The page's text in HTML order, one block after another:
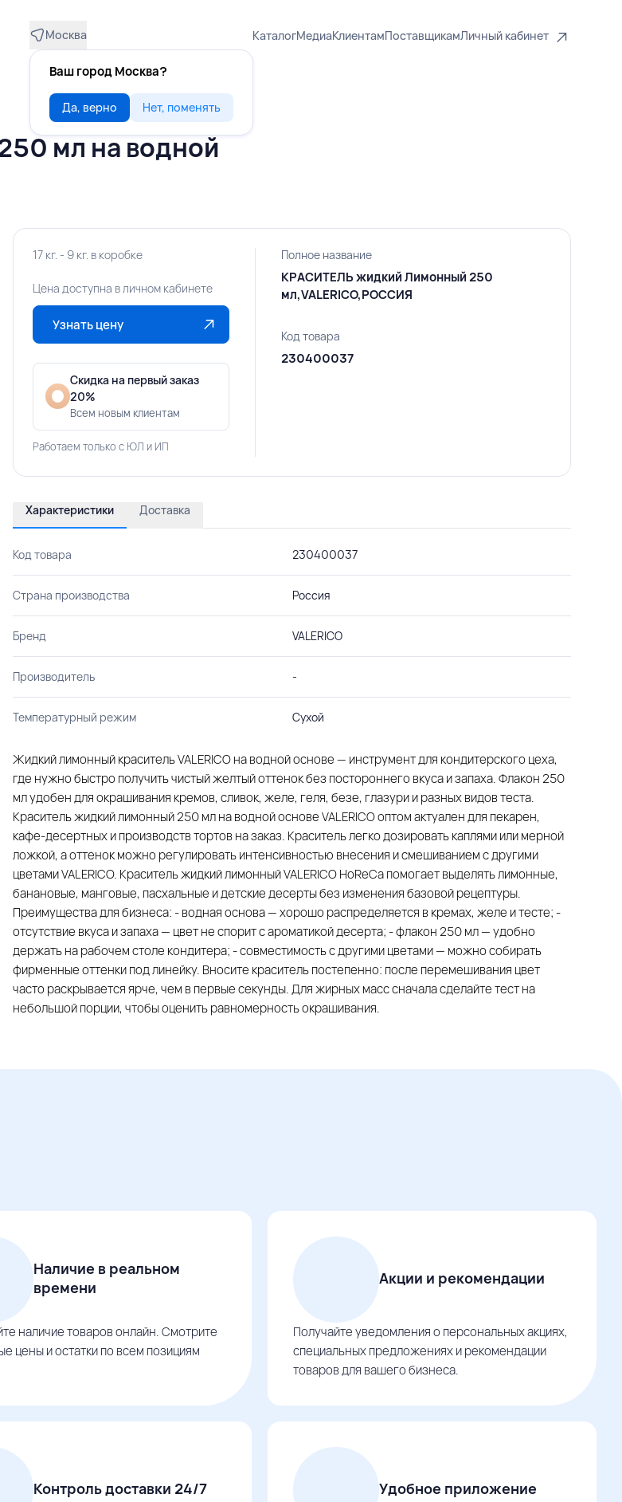
Москва
Ваш город Москва?
Да, верно Нет, поменять
КаталогМедиаКлиентамПоставщикамЛичный кабинет
мл на водной
17 кг. - 9 кг. в коробке
Цена доступна в личном кабинете
Узнать цену
Скидка на первый заказ
20%
Всем новым клиентам
Работаем только с ЮЛ и ИП
Полное название
КРАСИТЕЛЬ жидкий Лимонный 250
мл,VALERICO,РОССИЯ
Код товара
230400037
Характеристики Доставка
Код товара 230400037
Страна производства Россия
Бренд VALERICO
Производитель -
Температурный режим Сухой
Жидкий лимонный краситель VALERICO на водной основе — инструмент для кондитерского цеха,
где нужно быстро получить чистый желтый оттенок без постороннего вкуса и запаха. Флакон 250
мл удобен для окрашивания кремов, сливок, желе, геля, безе, глазури и разных видов теста.
Краситель жидкий лимонный 250 мл на водной основе VALERICO оптом актуален для пекарен,
кафе-десертных и производств тортов на заказ. Краситель легко дозировать каплями или мерной
ложкой, а оттенок можно регулировать интенсивностью внесения и смешиванием с другими
цветами VALERICO. Краситель жидкий лимонный VALERICO HoReCa помогает выделять лимонные,
банановые, манговые, пасхальные и детские десерты без изменения базовой рецептуры.
Преимущества для бизнеса: - водная основа — хорошо распределяется в кремах, желе и тесте; -
отсутствие вкуса и запаха — цвет не спорит с ароматикой десерта; - флакон 250 мл — удобно
держать на рабочем столе кондитера; - совместимость с другими цветами — можно собирать
фирменные оттенки под линейку. Вносите краситель постепенно: после перемешивания цвет
часто раскрывается ярче, чем в первые секунды. Для жирных масс сначала сделайте тест на
небольшой порции, чтобы оценить равномерность окрашивания.
Наличие в реальном
времени
наличие товаров онлайн. Смотрите
цены и остатки по всем позициям
Акции и рекомендации
Получайте уведомления о персональных акциях,
специальных предложениях и рекомендации
товаров для вашего бизнеса.
Контроль доставки 24/7 Удобное приложение